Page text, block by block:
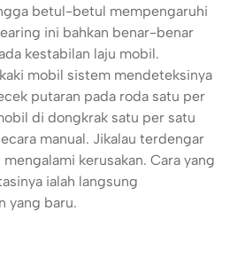
betul-betul mempengaruhi
ini bahkan benar-benar
kestabilan laju mobil.
mobil sistem mendeteksinya
putaran pada roda satu per
di dongkrak satu per satu
manual. Jikalau terdengar
kerusakan. Cara yang
ialah langsung
yang baru.